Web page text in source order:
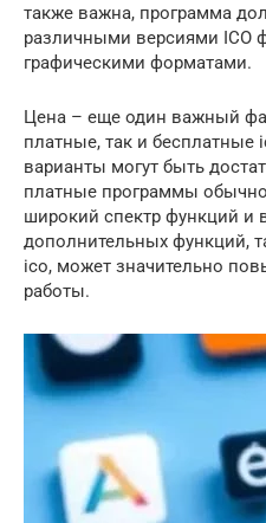
также важна, программа
различными версиями ICO
графическими форматами.
Цена – еще один важный
платные, так и бесплатные
варианты могут быть
платные программы
широкий спектр функций и
дополнительных функций,
ico, может значительно
работы.